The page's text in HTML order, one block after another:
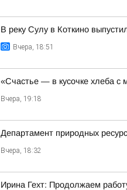
В реку Сулу в Коткино
Вчера, 18:51
«Счастье — в кусочке хлеба с
Вчера, 19:18
Департамент природных
Вчера, 18:32
Ирина Гехт: Продолжаем